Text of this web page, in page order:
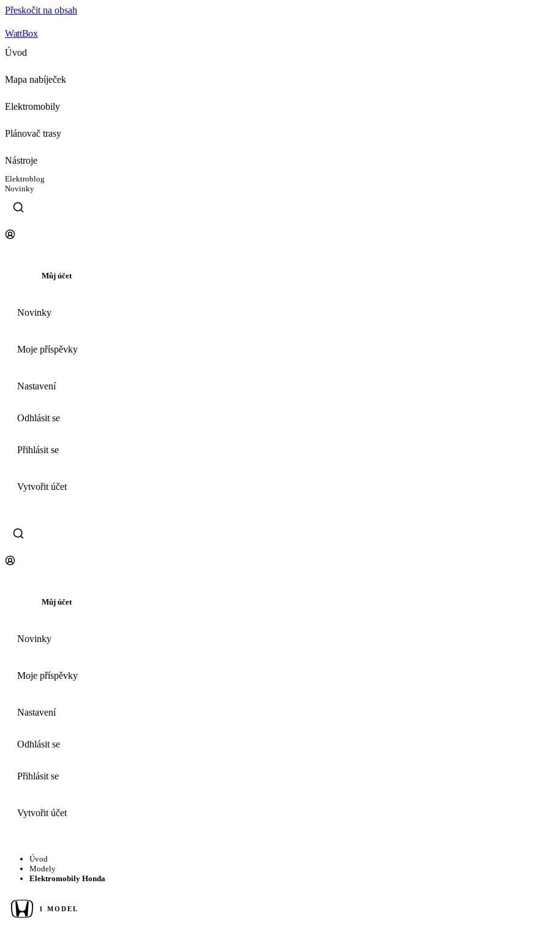
Přeskočit na obsah
WattBox
Úvod
Mapa nabíječek
Elektromobily
Plánovač trasy
Nástroje
Elektroblog
Novinky
Můj účet
Novinky
Moje příspěvky
Nastavení
Odhlásit se
Přihlásit se
Vytvořit účet
Můj účet
Novinky
Moje příspěvky
Nastavení
Odhlásit se
Přihlásit se
Vytvořit účet
Úvod
Modely
Elektromobily Honda
1 MODEL